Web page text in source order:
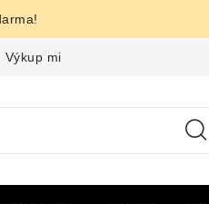
Výkup minerálů a drahých